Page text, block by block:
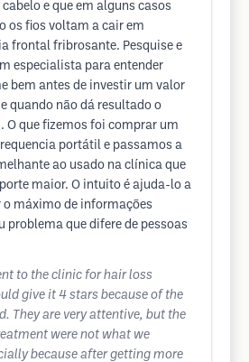
e que em alguns casos
os fios voltam a cair em
frontal fribrosante. Pesquise e
especialista para entender
bem antes de investir um valor
quando não dá resultado o
O que fizemos foi comprar um
portátil e passamos a
ao usado na clínica que
maior. O intuito é ajuda-lo a
o máximo de informações
problema que difere de pessoas
to the clinic for hair loss
give it 4 stars because of the
They are very attentive, but the
were not what we
because after getting more